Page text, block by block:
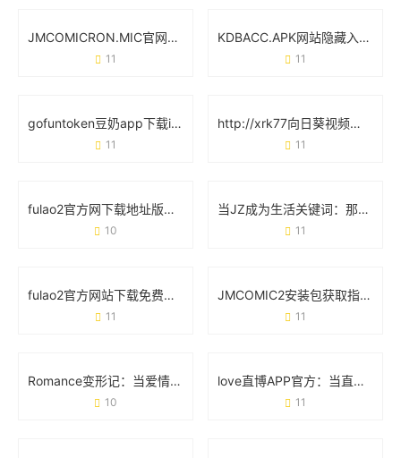
JMCOMICRON.MIC官网：从界面设计到功能实操的完整指南
11
KDBACC.APK网站隐藏入口：这些细节可能被你忽略了
11
gofuntoken豆奶app下载ios免费：解锁健康饮品的正确姿势
11
http://xrk77向日葵视频下载成人版：当用户需求遇上平台责任
11
fulao2官方网下载地址版怎么找？手把手教你避坑指南
10
当JZ成为生活关键词：那些你想不到的日常场景
11
fulao2官方网站下载免费版：新手必看的实用教程与安全指南
11
JMCOMIC2安装包获取指南：安全下载与使用全攻略
11
Romance变形记：当爱情在21世纪玩起“变装游戏”
10
love直博APP官方：当直播遇见真实心动
11